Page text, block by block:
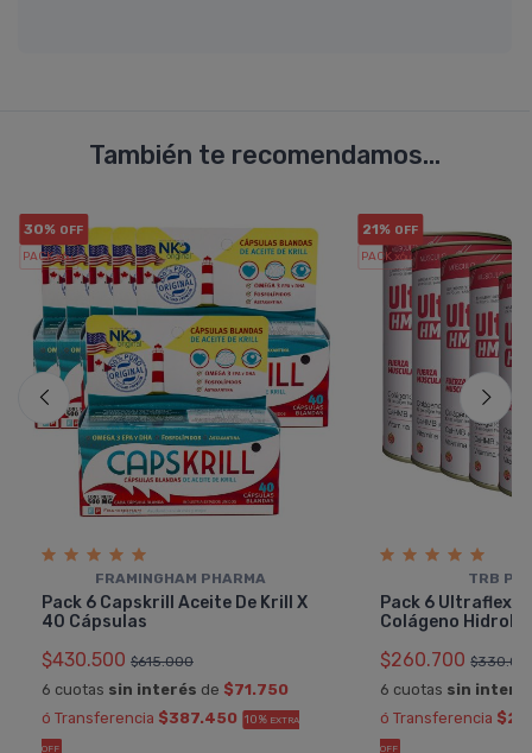
También te recomendamos...
30% OFF
PACK x6u.
FRAMINGHAM PHARMA
Pack 6 Capskrill Aceite De Krill X
40 Cápsulas
$430.500 $615.000
6 cuotas sin interés de $71.750
ó Transferencia $387.450 10% EXTRA
OFF
21% OFF
PACK x6u.
TRB
Pack 6 Ultraflex
Colágeno
$260.700
6 cuotas sin
ó Transferencia
OFF